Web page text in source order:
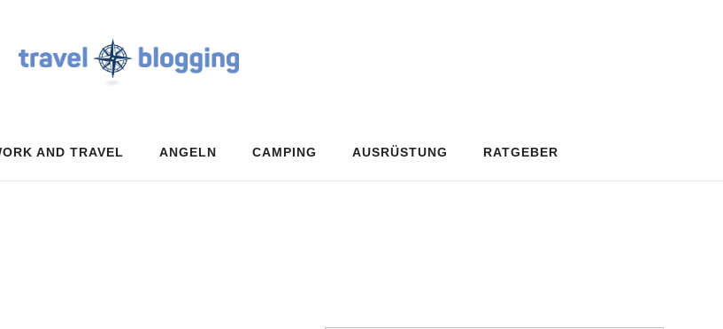
AND TRAVEL ANGELN CAMPING AUSRÜSTUNG RATGEBER